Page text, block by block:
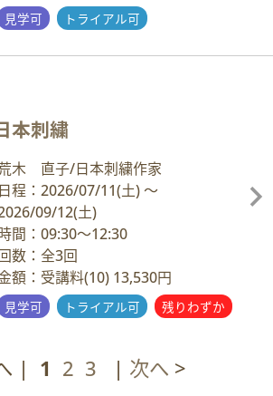
見学可 トライアル可
本刺繍
木 直子/日本刺繍作家
日程：2026/07/11(土)～
09/12(土)
間：09:30～12:30
数：全3回
額：受講料(10) 13,530円
見学可 トライアル可 残りわずか
| 1 2 3 | 次へ >